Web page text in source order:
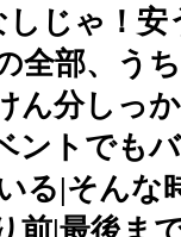
じゃ！
全部、う
ん分しっ
ントでも
る|そん